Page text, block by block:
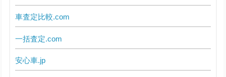
車査定比較.com
一括査定.com
安心車.jp